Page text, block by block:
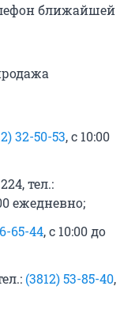
ближайшей
32-50-53, с 10:00
тел.:
ежедневно;
65-44, с 10:00 до
(3812) 53-85-40,